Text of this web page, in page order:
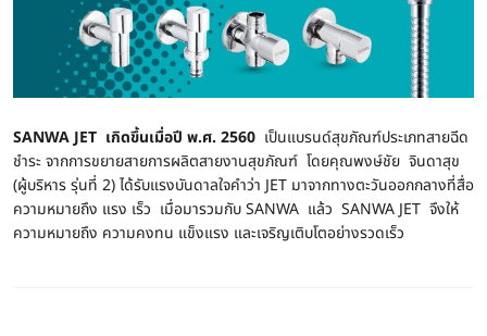
SANWA JET เกิดขึ้นเมื่อปี พ.ศ. 2560 เป็นแบรนด์สุขภัณฑ์ประเภทสายฉีด
ชำระ จากการขยายสายการผลิตสายงานสุขภัณฑ์ โดยคุณพงษ์ชัย จินดาสุข
(ผู้บริหาร รุ่นที่ 2) ได้รับแรงบันดาลใจคำว่า JET มาจากทางตะวันออกกลางที่สื่อ
ความหมายถึง แรง เร็ว เมื่อมารวมกับ SANWA แล้ว SANWA JET จึงให้
ความหมายถึง ความคงทน แข็งแรง และเจริญเติบโตอย่างรวดเร็ว